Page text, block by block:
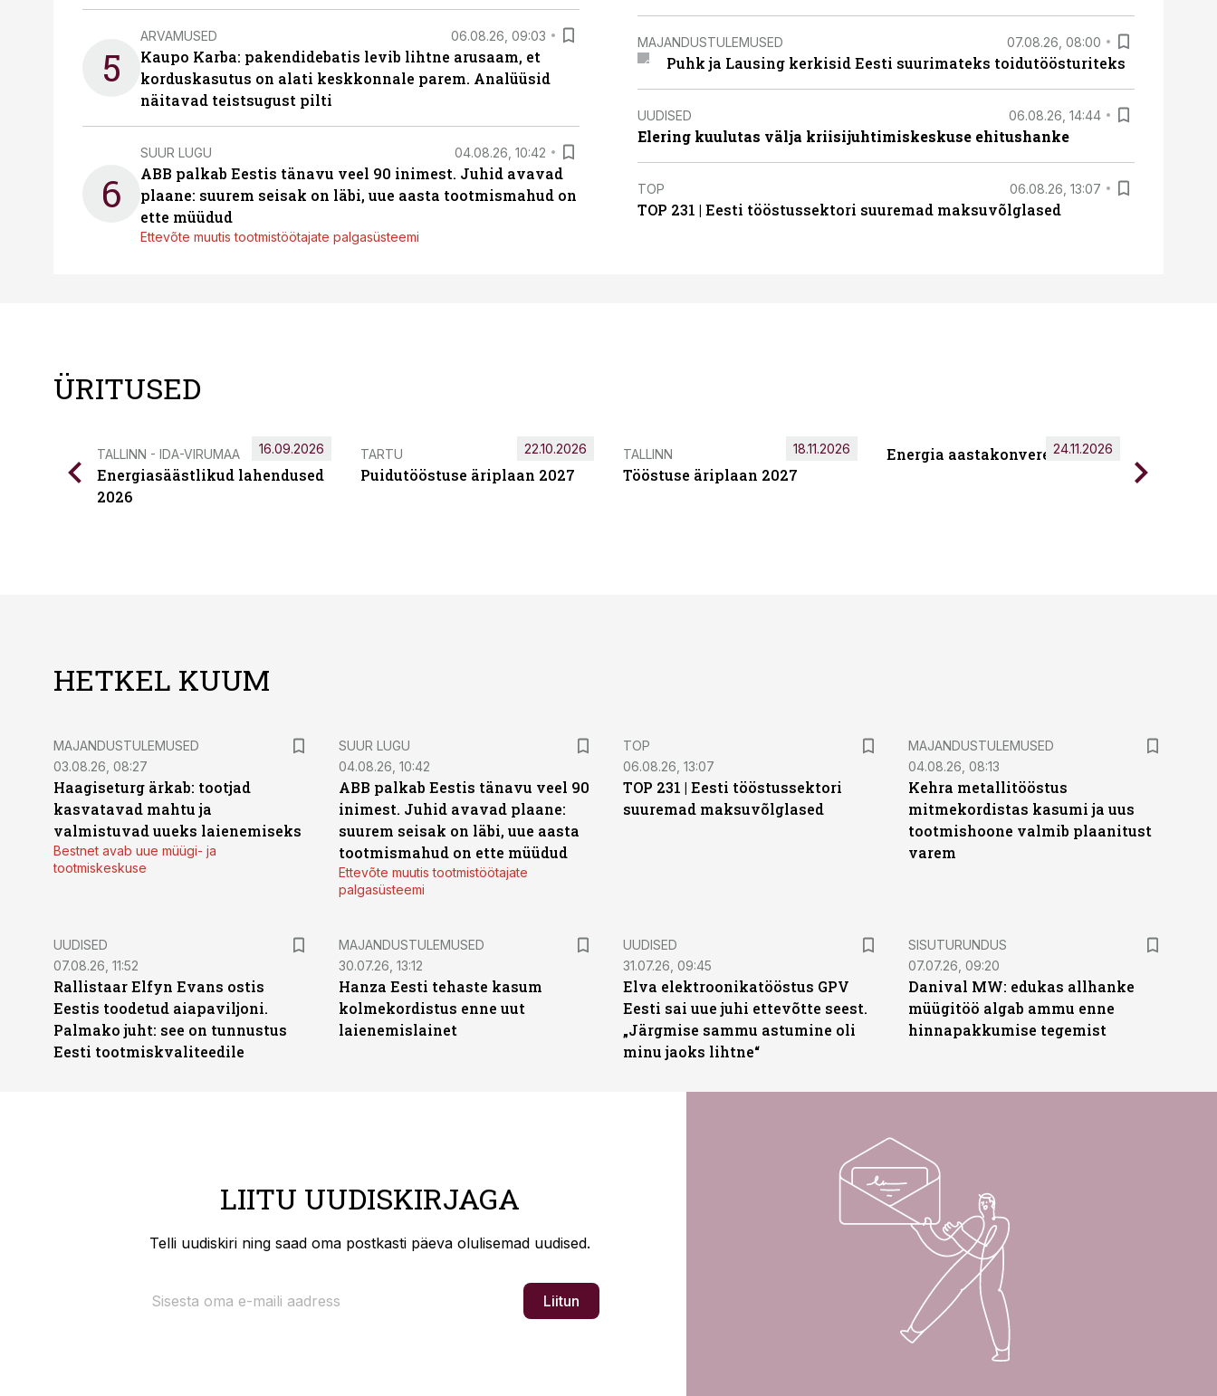
5
ARVAMUSED 06.08.26, 09:03
Kaupo Karba: pakendidebatis levib lihtne arusaam, et
korduskasutus on alati keskkonnale parem. Analüüsid
näitavad teistsugust pilti
6
SUUR LUGU 04.08.26, 10:42
ABB palkab Eestis tänavu veel 90 inimest. Juhid avavad
plaane: suurem seisak on läbi, uue aasta tootmismahud on
ette müüdud
Ettevõte muutis tootmistöötajate palgasüsteemi
MAJANDUSTULEMUSED 07.08.26, 08:00
Puhk ja Lausing kerkisid Eesti suurimateks toidutöösturiteks
UUDISED 06.08.26, 14:44
Elering kuulutas välja kriisijuhtimiskeskuse ehitushanke
TOP 06.08.26, 13:07
TOP 231 | Eesti tööstussektori suuremad maksuvõlglased
ÜRITUSED
TALLINN - IDA-VIRUMAA
Energiasäästlikud lahendused
2026
16.09.2026 TARTU
Puidutööstuse äriplaan 2027
22.10.2026 TALLINN
Tööstuse äriplaan 2027
18.11.2026 Energia aastakonverents 2026
24.11.2026
HETKEL KUUM
MAJANDUSTULEMUSED
03.08.26, 08:27
Haagiseturg ärkab: tootjad
kasvatavad mahtu ja
valmistuvad uueks laienemiseks
Bestnet avab uue müügi- ja
tootmiskeskuse
SUUR LUGU
04.08.26, 10:42
ABB palkab Eestis tänavu veel 90
inimest. Juhid avavad plaane:
suurem seisak on läbi, uue aasta
tootmismahud on ette müüdud
Ettevõte muutis tootmistöötajate
palgasüsteemi
TOP
06.08.26, 13:07
TOP 231 | Eesti tööstussektori
suuremad maksuvõlglased
MAJANDUSTULEMUSED
04.08.26, 08:13
Kehra metallitööstus
mitmekordistas kasumi ja uus
tootmishoone valmib plaanitust
varem
UUDISED
07.08.26, 11:52
Rallistaar Elfyn Evans ostis
Eestis toodetud aiapaviljoni.
Palmako juht: see on tunnustus
Eesti tootmiskvaliteedile
MAJANDUSTULEMUSED
30.07.26, 13:12
Hanza Eesti tehaste kasum
kolmekordistus enne uut
laienemislainet
UUDISED
31.07.26, 09:45
Elva elektroonikatööstus GPV
Eesti sai uue juhi ettevõtte seest.
„Järgmise sammu astumine oli
minu jaoks lihtne“
ST
SISUTURUNDUS
07.07.26, 09:20
Danival MW: edukas allhanke
müügitöö algab ammu enne
hinnapakkumise tegemist
LIITU UUDISKIRJAGA
Telli uudiskiri ning saad oma postkasti päeva olulisemad uudised.
Liitun